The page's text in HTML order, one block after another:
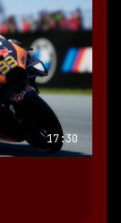
trainieren und
wieder
Offrennen
macht so
neu durch
von KTM
aber halt
17:30